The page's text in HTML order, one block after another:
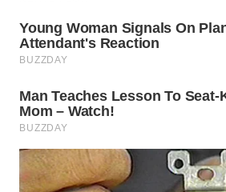
WN
MALUT
WN
DAIRI
WN
DANAU